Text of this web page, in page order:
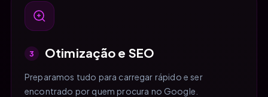
3 Otimização e SEO
Preparamos tudo para carregar rápido e ser
encontrado por quem procura no Google.